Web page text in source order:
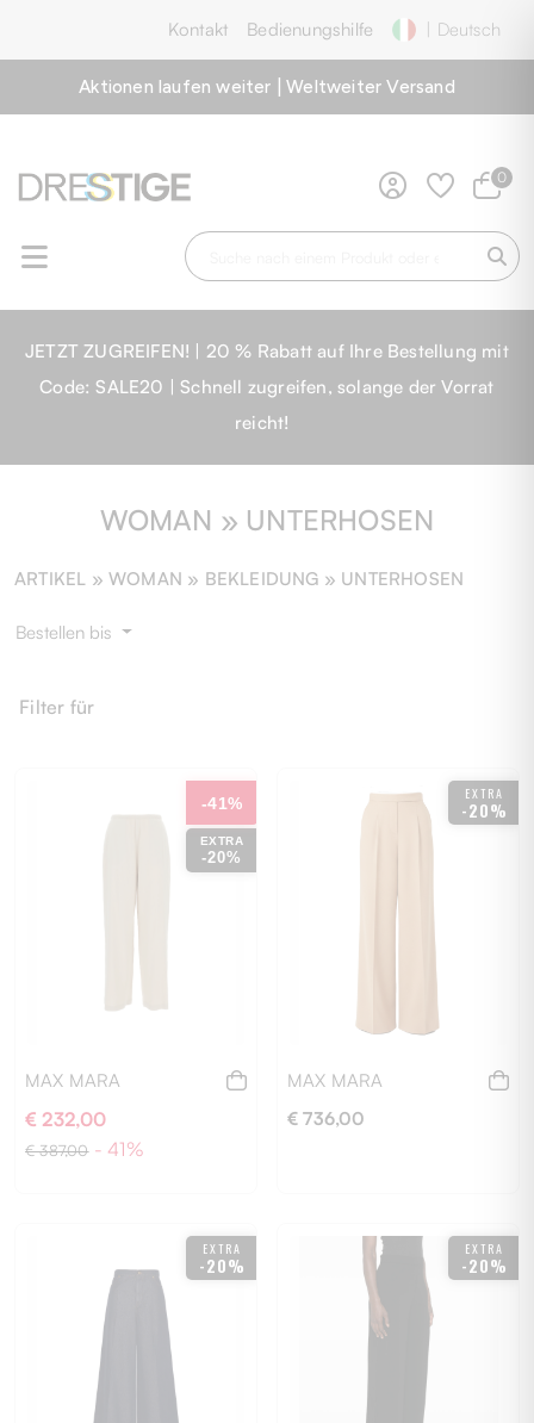
Kontakt Bedienungshilfe | Deutsch
Aktionen laufen weiter | Weltweiter Versand
0
JETZT ZUGREIFEN! | 20 % Rabatt auf Ihre Bestellung mit
Code: SALE20 | Schnell zugreifen, solange der Vorrat
reicht!
WOMAN » UNTERHOSEN
ARTIKEL » WOMAN » BEKLEIDUNG » UNTERHOSEN
Bestellen bis
Filter für
EXTRA
-20%
-41%
MAX MARA
€ 232,00
€ 387,00 - 41%
EXTRA
-20%
MAX MARA
€ 736,00
EXTRA
-20%
EXTRA
-20%